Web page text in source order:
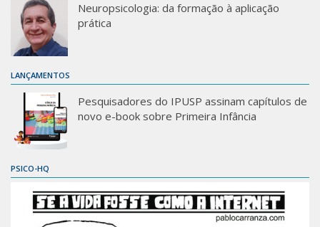
Neuropsicologia: da formação à aplicação
prática
LANÇAMENTOS
Pesquisadores do IPUSP assinam capítulos de
novo e-book sobre Primeira Infância
PSICO-HQ